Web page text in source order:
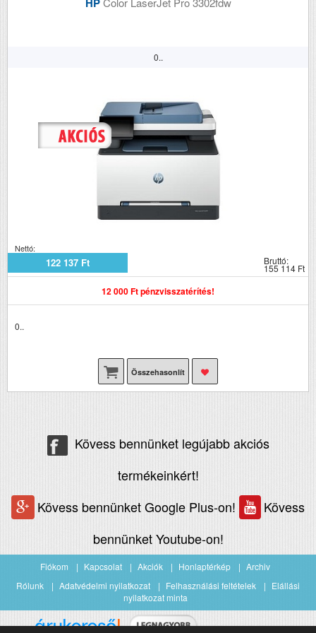
0..
Nettó:
122 137 Ft Bruttó:
155 114 Ft
12 000 Ft pénzvisszatérítés!
0..
Összehasonlít
Kövess bennünket legújabb akciós
termékeinkért!
Kövess bennünket Google Plus-on!
Kövess
bennünket Youtube-on!
Fiókom Kapcsolat Akciók Honlaptérkép
Archiv
Rólunk
Adatvédelmi nyilatkozat Felhasználási feltételek
Elállási
nyilatkozat minta